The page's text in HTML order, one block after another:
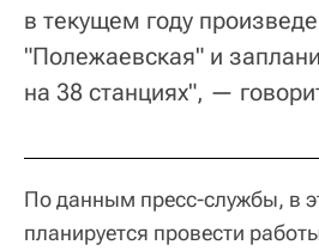
в текущем году
"Полежаевская" и
на 38 станциях", —
По данным пресс-службы, в
планируется провести